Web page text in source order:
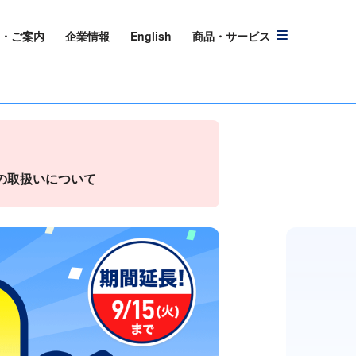
ご案内 企業情報 English 商品・サービス
取扱いについて